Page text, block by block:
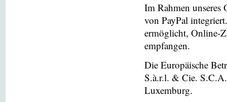
Im Rahmen unseres
von PayPal
ermöglicht, Online-
empfangen.
Die Europäische
S.à.r.l. & Cie.
Luxemburg.